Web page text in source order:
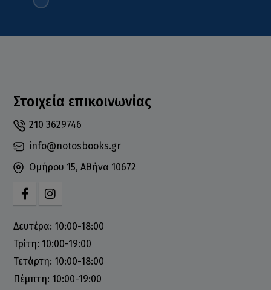
Στοιχεία επικοινωνίας
210 3629746
info@notosbooks.gr
Ομήρου 15, Αθήνα 10672
Δευτέρα: 10:00-18:00
Τρίτη: 10:00-19:00
Τετάρτη: 10:00-18:00
Πέμπτη: 10:00-19:00